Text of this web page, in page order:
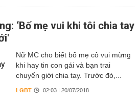
‘Bố mẹ vui khi tôi chia tay
Nữ MC cho biết bố mẹ cô vui mừng
khi hay tin con gái và bạn trai
chuyển giới chia tay. Trước đó,...
LGBT 02:03 | 20/07/2018